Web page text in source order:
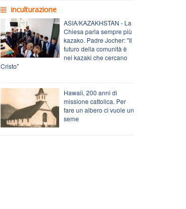
inculturazione
ASIA/KAZAKHSTAN - La
Chiesa parla sempre più
kazako. Padre Jocher: "Il
futuro della comunità è
nei kazaki che cercano
Cristo"
Hawaii, 200 anni di
missione cattolica. Per
fare un albero ci vuole un
seme